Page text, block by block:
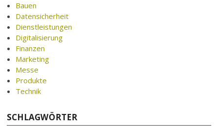
Bauen
Datensicherheit
Dienstleistungen
Digitalisierung
Finanzen
Marketing
Messe
Produkte
Technik
SCHLAGWÖRTER